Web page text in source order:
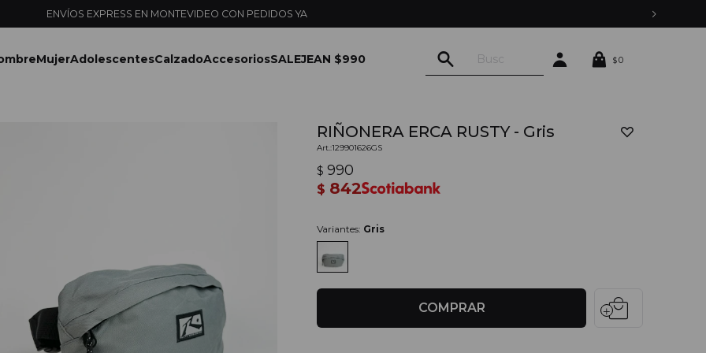
ENVÍOS EXPRESS EN MONTEVIDEO CON PEDIDOS YA
MujerAdolescentesCalzadoAccesoriosSALEJEAN $990 $0
RIÑONERA ERCA RUSTY - Gris
129901626GS
$ 990
$ 842
Variantes: Gris
COMPRAR local_mall